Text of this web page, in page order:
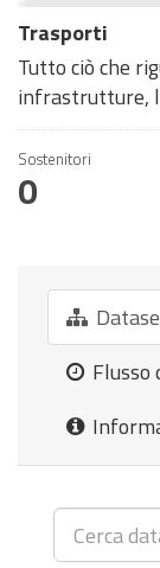
Trasporti
Tutto ciò che
infrastrutture,
Sostenitori
0